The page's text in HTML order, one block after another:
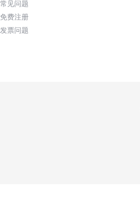
常见问题
免费注册
发票问题